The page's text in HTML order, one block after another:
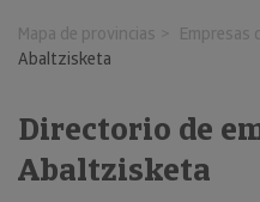
Mapa de provincias Empresas
Abaltzisketa
Directorio de
Abaltzisketa